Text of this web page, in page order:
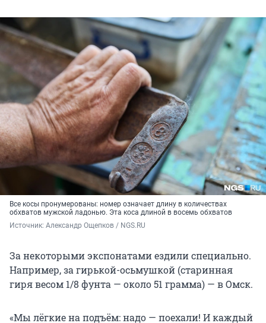
Все косы пронумерованы: номер означает длину в количествах
обхватов мужской ладонью. Эта коса длиной в восемь обхватов
Источник: Александр Ощепков / NGS.RU
За некоторыми экспонатами ездили специально.
Например, за гирькой-осьмушкой (старинная
гиря весом 1/8 фунта — около 51 грамма) — в Омск.
«Мы лёгкие на подъём: надо — поехали! И каждый